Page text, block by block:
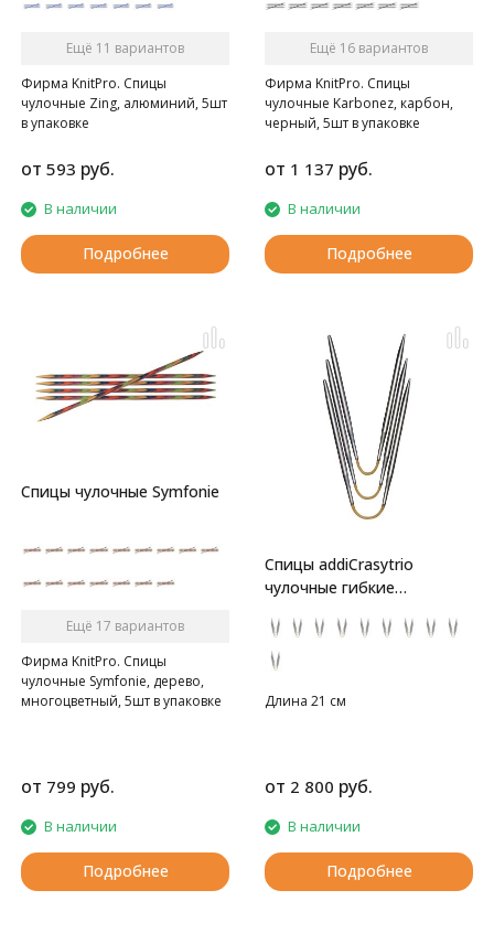
Ещё 11 вариантов
Фирма KnitPro. Спицы
чулочные Zing, алюминий, 5шт
в упаковке
от 593 руб.
В наличии
Подробнее
Ещё 16 вариантов
Фирма KnitPro. Спицы
чулочные Karbonez, карбон,
черный, 5шт в упаковке
от 1 137 руб.
В наличии
Подробнее
Спицы чулочные Symfonie
Ещё 17 вариантов
Фирма KnitPro. Спицы
чулочные Symfonie, дерево,
многоцветный, 5шт в упаковке
от 799 руб.
В наличии
Подробнее
Спицы addiCrasytrio
чулочные гибкие
Длина 21 см
от 2 800 руб.
В наличии
Подробнее